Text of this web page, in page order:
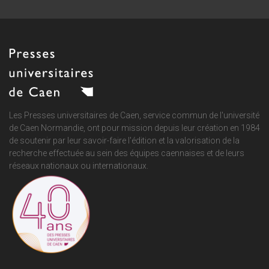
Les Presses universitaires de Caen, service commun de l'université
de Caen Normandie , ont pour mission depuis leur création en 1984
de soutenir par leur savoir-faire l'édition et la valorisation de la
recherche effectuée au sein des équipes caennaises et de leurs
réseaux nationaux ou internationaux.